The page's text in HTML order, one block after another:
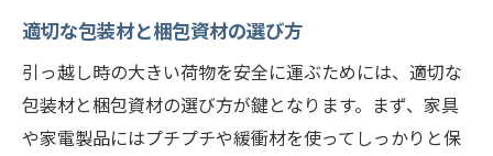
適切な包装材と梱包資材の選び方
引っ越し時の大きい荷物を安全に運ぶためには、適切な
包装材と梱包資材の選び方が鍵となります。まず、家具
や家電製品にはプチプチや緩衝材を使ってしっかりと保